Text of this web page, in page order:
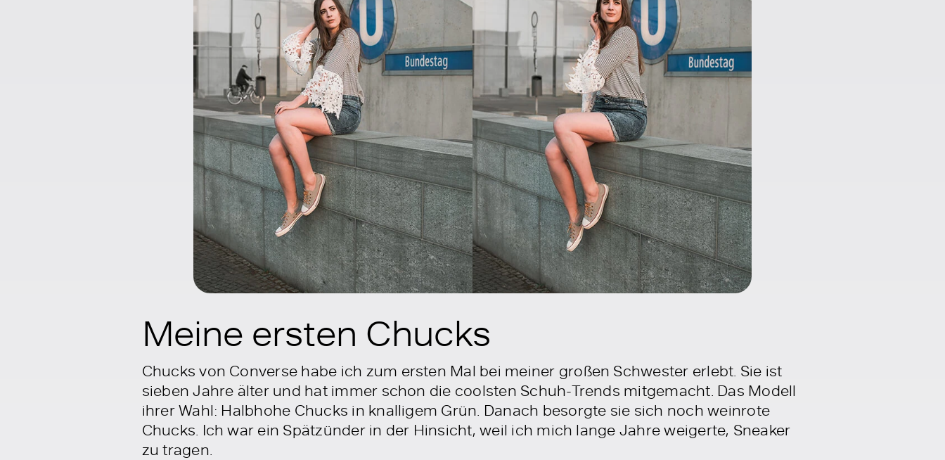
Meine ersten Chucks
Chucks von Converse habe ich zum ersten Mal bei meiner großen Schwester erlebt. Sie ist
sieben Jahre älter und hat immer schon die coolsten Schuh-Trends mitgemacht. Das Modell
ihrer Wahl: Halbhohe Chucks in knalligem Grün. Danach besorgte sie sich noch weinrote
Chucks. Ich war ein Spätzünder in der Hinsicht, weil ich mich lange Jahre weigerte, Sneaker
zu tragen.